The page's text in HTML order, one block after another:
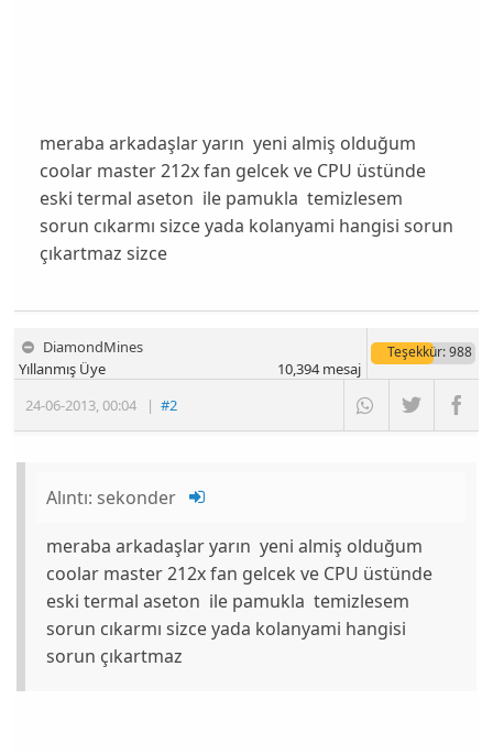
meraba arkadaşlar yarın yeni almiş olduğum
coolar master 212x fan gelcek ve CPU üstünde
eski termal aseton ile pamukla temizlesem
sorun cıkarmı sizce yada kolanyami hangisi sorun
çıkartmaz sizce
DiamondMines
24-06-2013,00:04 |#2
Yıllanmış Üye
Teşekkür: 988
10,394mesaj
Alıntı: sekonder
meraba arkadaşlar yarın yeni almiş olduğum
coolar master 212x fan gelcek ve CPU üstünde
eski termal aseton ile pamukla temizlesem
sorun cıkarmı sizce yada kolanyami hangisi
sorun çıkartmaz